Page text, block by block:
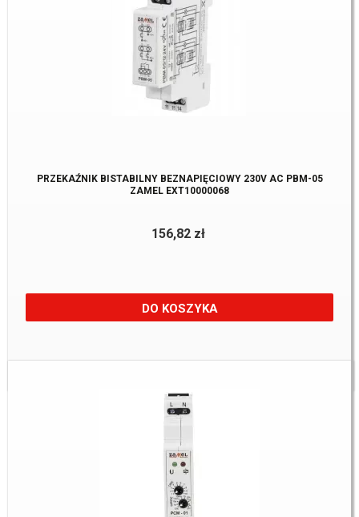
PRZEKAŹNIK BISTABILNY BEZNAPIĘCIOWY 230V AC PBM-05
ZAMEL EXT10000068
156,82 zł
DO KOSZYKA
Dostępne:1 Szt.